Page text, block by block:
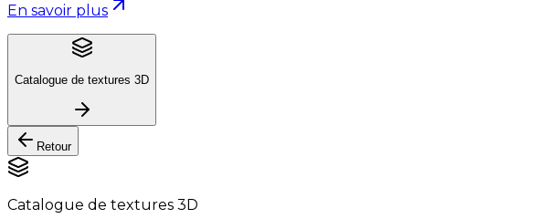
En savoir plus
Catalogue de textures 3D
Retour
Catalogue de textures 3D